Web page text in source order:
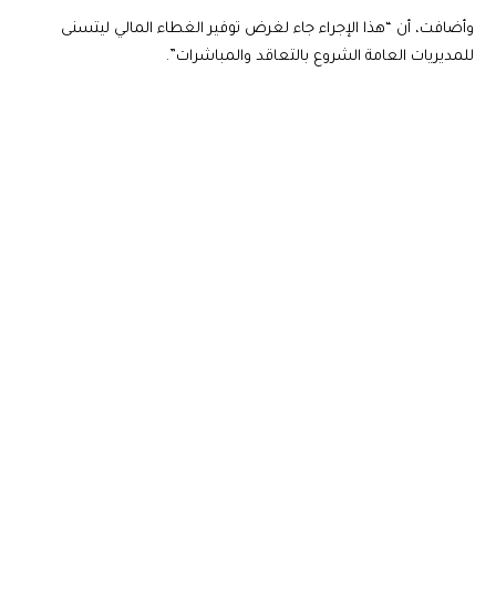
وأضافت، أن “هذا الإجراء جاء لغرض توفير الغطاء المالي ليتسنى
للمديريات العامة الشروع بالتعاقد والمباشرات”.